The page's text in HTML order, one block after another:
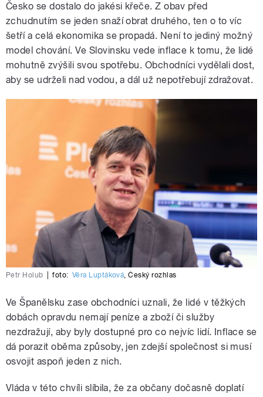
Česko se dostalo do jakési křeče. Z obav před
zchudnutím se jeden snaží obrat druhého, ten o to víc
šetří a celá ekonomika se propadá. Není to jediný možný
model chování. Ve Slovinsku vede inflace k tomu, že lidé
mohutně zvýšili svou spotřebu. Obchodníci vydělali dost,
aby se udrželi nad vodou, a dál už nepotřebují zdražovat.
Petr Holub foto: Věra Luptáková ,Český rozhlas
Ve Španělsku zase obchodníci uznali, že lidé v těžkých
dobách opravdu nemají peníze a zboží či služby
nezdražují, aby byly dostupné pro co nejvíc lidí. Inflace se
dá porazit oběma způsoby, jen zdejší společnost si musí
osvojit aspoň jeden z nich.
Vláda v této chvíli slíbila, že za občany dočasně doplatí